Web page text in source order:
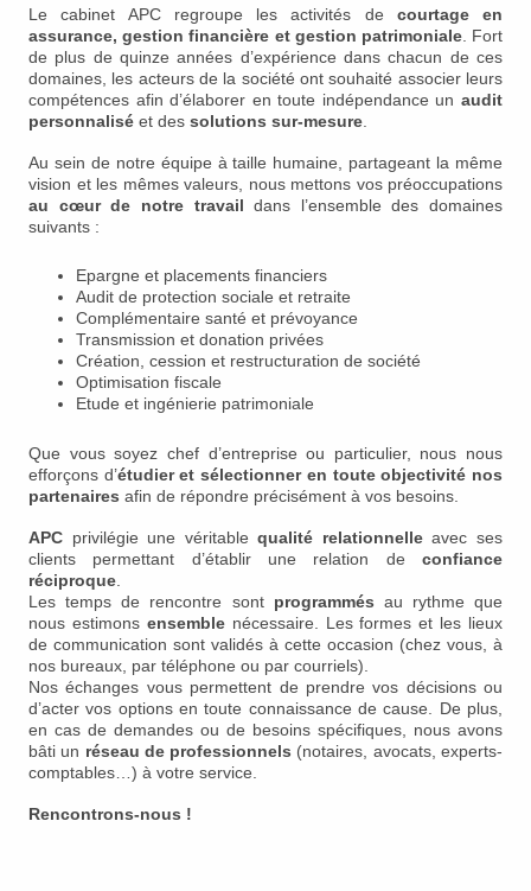
Le cabinet APC regroupe les activités de courtage en
assurance, gestion financière et gestion patrimoniale. Fort
de plus de quinze années d’expérience dans chacun de ces
domaines, les acteurs de la société ont souhaité associer leurs
compétences afin d’élaborer en toute indépendance un audit
personnalisé et des solutions sur-mesure
Au sein de notre équipe à taille humaine, partageant la même
vision et les mêmes valeurs, nous mettons vos préoccupations
au cœur de notre travail dans l’ensemble des domaines
suivants :
Epargne et placements financiers
Audit de protection sociale et retraite
Complémentaire santé et prévoyance
Transmission et donation privées
Création, cession et restructuration de société
Optimisation fiscale
Etude et ingénierie patrimoniale
Que vous soyez chef d’entreprise ou particulier, nous nous
efforçons d’étudier et sélectionner en toute objectivité nos
partenaires afin de répondre précisément à vos besoins.
APC privilégie une véritablequalité relationnelleavec ses
clients permettant d’établir une relation de confiance
réciproque
Les temps de rencontre sont programmés au rythme que
nous estimons ensemblenécessaire. Les formes et les lieux
de communication sont validés à cette occasion (chez vous, à
nos bureaux, par téléphone ou par courriels).
Nos échanges vous permettent de prendre vos décisions ou
d’acter vos options en toute connaissance de cause. De plus,
en cas de demandes ou de besoins spécifiques, nous avons
bâti un réseau de professionnels (notaires, avocats, experts-
comptables…) à votre service.
Rencontrons-nous !